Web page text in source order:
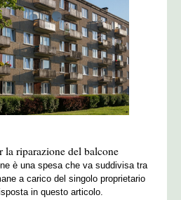
la riparazione del balcone
è una spesa che va suddivisa tra
a carico del singolo proprietario
in questo articolo.